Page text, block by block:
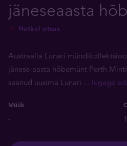
jäneseaasta
Hetkel otsas
Austraalia Lunari
jänese-aasta hõbemünt Perth
saanud uusima Lunari ... lugege
Müük
-